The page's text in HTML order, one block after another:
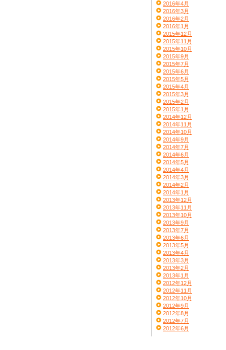
2016年4月
2016年3月
2016年2月
2016年1月
2015年12月
2015年11月
2015年10月
2015年9月
2015年7月
2015年6月
2015年5月
2015年4月
2015年3月
2015年2月
2015年1月
2014年12月
2014年11月
2014年10月
2014年9月
2014年7月
2014年6月
2014年5月
2014年4月
2014年3月
2014年2月
2014年1月
2013年12月
2013年11月
2013年10月
2013年9月
2013年7月
2013年6月
2013年5月
2013年4月
2013年3月
2013年2月
2013年1月
2012年12月
2012年11月
2012年10月
2012年9月
2012年8月
2012年7月
2012年6月